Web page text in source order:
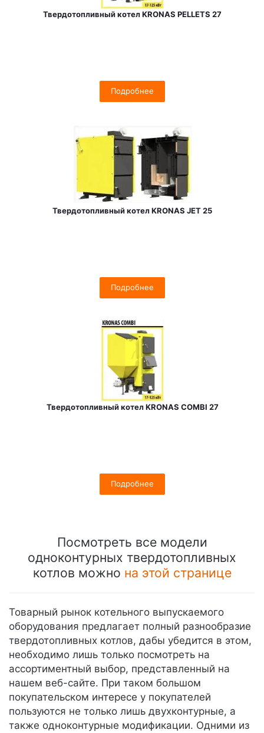
Твердотопливный котел KRONAS PELLETS 27
Подробнее
Твердотопливный котел KRONAS JET 25
Подробнее
Твердотопливный котел KRONAS COMBI 27
Подробнее
Посмотреть все модели
одноконтурных твердотопливных
котлов можно на этой странице
Товарный рынок котельного выпускаемого
оборудования предлагает полный разнообразие
твердотопливных котлов, дабы убедится в этом,
необходимо лишь только посмотреть на
ассортиментный выбор, представленный на
нашем веб-сайте. При таком большом
покупательском интересе у покупателей
пользуются не только лишь двухконтурные, а
также одноконтурные модификации. Одними из